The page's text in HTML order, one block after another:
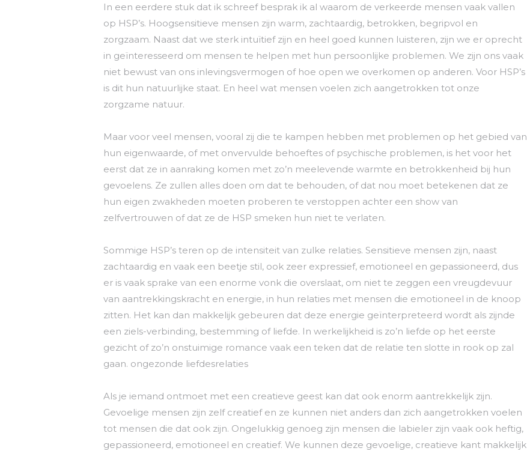
In een eerdere stuk dat ik schreef besprak ik al waarom de verkeerde mensen vaak vallen
op HSP’s. Hoogsensitieve mensen zijn warm, zachtaardig, betrokken, begripvol en
zorgzaam. Naast dat we sterk intuïtief zijn en heel goed kunnen luisteren, zijn we er oprecht
in geïnteresseerd om mensen te helpen met hun persoonlijke problemen. We zijn ons vaak
niet bewust van ons inlevingsvermogen of hoe open we overkomen op anderen. Voor HSP’s
is dit hun natuurlijke staat. En heel wat mensen voelen zich aangetrokken tot onze
zorgzame natuur.
Maar voor veel mensen, vooral zij die te kampen hebben met problemen op het gebied van
hun eigenwaarde, of met onvervulde behoeftes of psychische problemen, is het voor het
eerst dat ze in aanraking komen met zo’n meelevende warmte en betrokkenheid bij hun
gevoelens. Ze zullen alles doen om dat te behouden, of dat nou moet betekenen dat ze
hun eigen zwakheden moeten proberen te verstoppen achter een show van
zelfvertrouwen of dat ze de HSP smeken hun niet te verlaten.
Sommige HSP’s teren op de intensiteit van zulke relaties. Sensitieve mensen zijn, naast
zachtaardig en vaak een beetje stil, ook zeer expressief, emotioneel en gepassioneerd, dus
er is vaak sprake van een enorme vonk die overslaat, om niet te zeggen een vreugdevuur
van aantrekkingskracht en energie, in hun relaties met mensen die emotioneel in de knoop
zitten. Het kan dan makkelijk gebeuren dat deze energie geïnterpreteerd wordt als zijnde
een ziels-verbinding, bestemming of liefde. In werkelijkheid is zo’n liefde op het eerste
gezicht of zo’n onstuimige romance vaak een teken dat de relatie ten slotte in rook op zal
gaan. ongezonde liefdesrelaties
Als je iemand ontmoet met een creatieve geest kan dat ook enorm aantrekkelijk zijn.
Gevoelige mensen zijn zelf creatief en ze kunnen niet anders dan zich aangetrokken voelen
tot mensen die dat ook zijn. Ongelukkig genoeg zijn mensen die labieler zijn vaak ook heftig,
gepassioneerd, emotioneel en creatief. We kunnen deze gevoelige, creatieve kant makkelijk